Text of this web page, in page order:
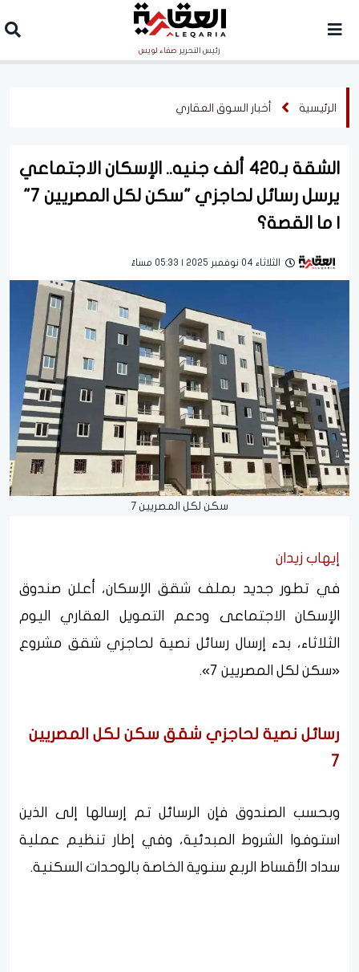
رئيس التحرير صفاء لويس
الرئيسية أخبار السوق العقاري
الشقة بـ420 ألف جنيه.. الإسكان الاجتماعي
يرسل رسائل لحاجزي "سكن لكل المصريين 7"
| ما القصة؟
الثلاثاء 04 نوفمبر 2025 | 05:33 مساءً
سكن لكل المصريين 7
إيهاب زيدان
في تطور جديد بملف شقق الإسكان، أعلن صندوق
الإسكان الاجتماعى ودعم التمويل العقاري اليوم
الثلاثاء، بدء إرسال رسائل نصية لحاجزي شقق مشروع
«سكن لكل المصريين 7».
رسائل نصية لحاجزي شقق سكن لكل المصريين
7
وبحسب الصندوق فإن الرسائل تم إرسالها إلى الذين
استوفوا الشروط المبدئية، وفي إطار تنظيم عملية
سداد الأقساط الربع سنوية الخاصة بالوحدات السكنية.